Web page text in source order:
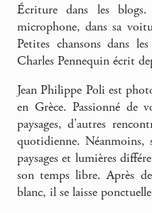
Écriture dans les
microphone, dans sa
Petites chansons dans
Charles Pennequin écrit
Jean Philippe Poli est
en Grèce. Passionné de
paysages, d’autres
quotidienne. Néanmoins,
paysages et lumières
son temps libre. Après
blanc, il se laisse